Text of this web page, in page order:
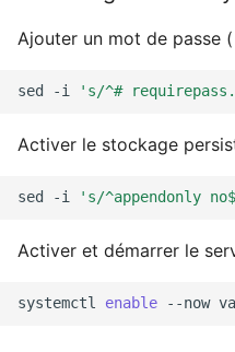
Ajouter un mot de passe
sed -i 's/^#
Activer le stockage
sed -i 's/^appendonly
Activer et démarrer le
systemctl enable --now